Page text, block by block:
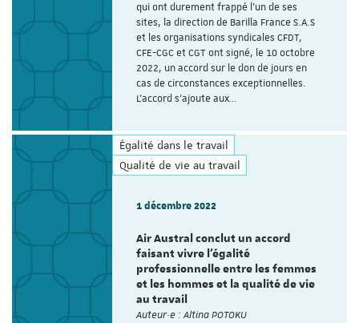
qui ont durement frappé l’un de ses
sites, la direction de Barilla France S.A.S
et les organisations syndicales CFDT,
CFE-CGC et CGT ont signé, le 10 octobre
2022, un accord sur le don de jours en
cas de circonstances exceptionnelles.
L’accord s’ajoute aux…
Égalité dans le travail
Qualité de vie au travail
1 décembre 2022
Air Austral conclut un accord
faisant vivre l’égalité
professionnelle entre les femmes
et les hommes et la qualité de vie
au travail
Auteur·e : Altina POTOKU